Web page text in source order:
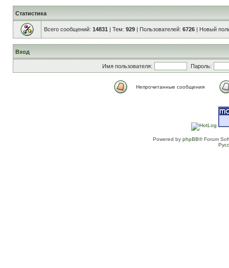
Статистика
Всего сообщений: 14831 | Тем: 929 | Пользователей: 6726 | Новый
Вход
Имя пользователя: Пароль:
Непрочитанные сообщения
Powered by phpBB® Forum